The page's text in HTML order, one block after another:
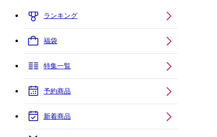
ランキング
福袋
特集一覧
予約商品
新着商品